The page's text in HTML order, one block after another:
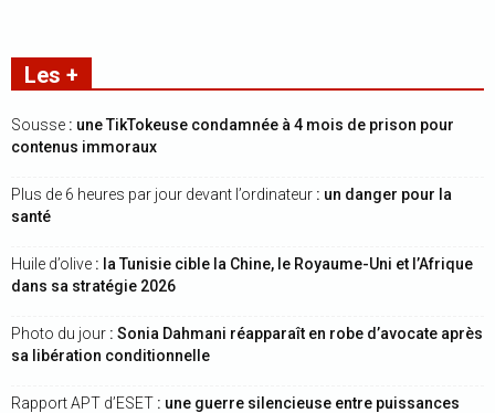
Les +
Sousse : une TikTokeuse condamnée à 4 mois de prison pour
contenus immoraux
Plus de 6 heures par jour devant l’ordinateur : un danger pour la
santé
Huile d’olive : la Tunisie cible la Chine, le Royaume-Uni et l’Afrique
dans sa stratégie 2026
Photo du jour : Sonia Dahmani réapparaît en robe d’avocate après
sa libération conditionnelle
Rapport APT d’ESET : une guerre silencieuse entre puissances